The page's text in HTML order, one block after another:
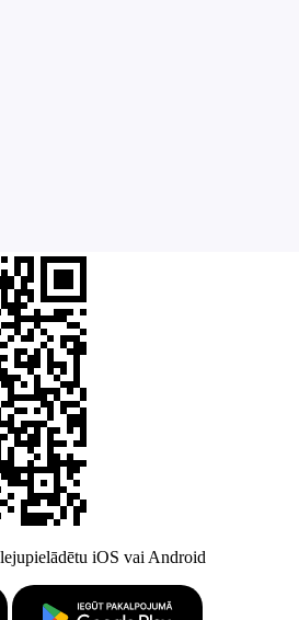
iOS vai Android